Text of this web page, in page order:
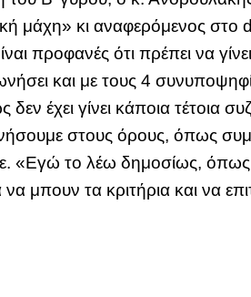
μάχη» κι αναφερόμενος
προφανές ότι πρέπει να
και με τους 4
έχει γίνει κάποια τέτοια
στους όρους, όπως
«Εγώ το λέω δημοσίως, όπως
μπουν τα κριτήρια και να